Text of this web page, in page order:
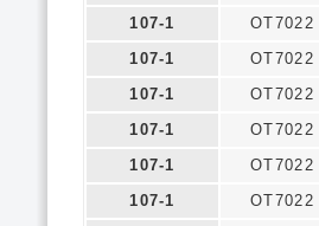
107-1
OT7022
107-1
OT7022
107-1
OT7022
107-1
OT7022
107-1
OT7022
107-1
OT7022